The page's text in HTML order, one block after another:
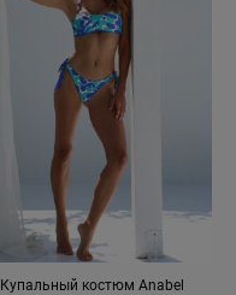
Купальный костюм Anabel